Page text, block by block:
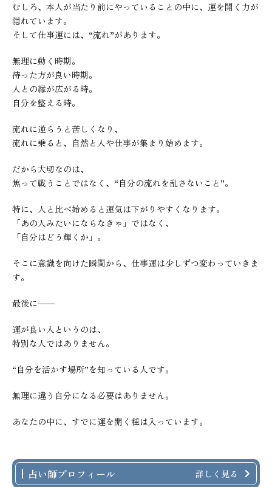
むしろ、本人が当たり前にやっていることの中に、運を開く力が
隠れています。
そして仕事運には、“流れ”があります。
無理に動く時期。
待った方が良い時期。
人との縁が広がる時。
自分を整える時。
流れに逆らうと苦しくなり、
流れに乗ると、自然と人や仕事が集まり始めます。
だから大切なのは、
焦って戦うことではなく、“自分の流れを乱さないこと”。
特に、人と比べ始めると運気は下がりやすくなります。
「あの人みたいにならなきゃ」ではなく、
「自分はどう輝くか」。
そこに意識を向けた瞬間から、仕事運は少しずつ変わっていきま
す。
最後に——
運が良い人というのは、
特別な人ではありません。
“自分を活かす場所”を知っている人です。
無理に違う自分になる必要はありません。
あなたの中に、すでに運を開く種は入っています。
占い師プロフィール 詳しく見る